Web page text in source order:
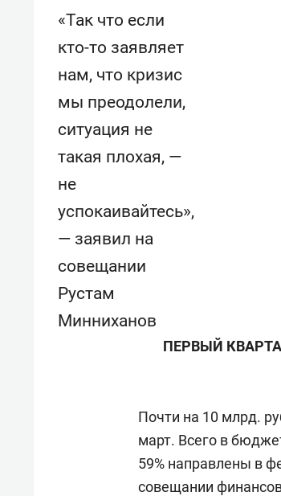
«Так что если
кто-то заявляет
нам, что кризис
мы преодолели,
ситуация не
такая плохая, —
не
успокаивайтесь»,
— заявил на
совещании
Рустам
Минниханов
ПЕРВЫЙ
Почти на 10 млрд.
март. Всего в
59% направлены в
совещании